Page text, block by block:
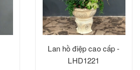
Lan hồ điệp cao cấp -
LHD1221